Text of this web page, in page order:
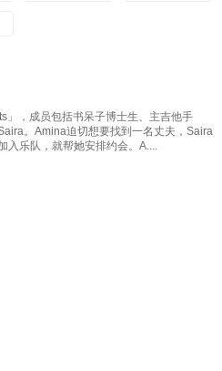
」，成员包括书呆子博士生、主吉他手
。Amina迫切想要找到一名丈夫，Saira
入乐队，就帮她安排约会。A....